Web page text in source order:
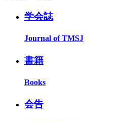
学会誌
Journal of TMSJ
書籍
Books
会告